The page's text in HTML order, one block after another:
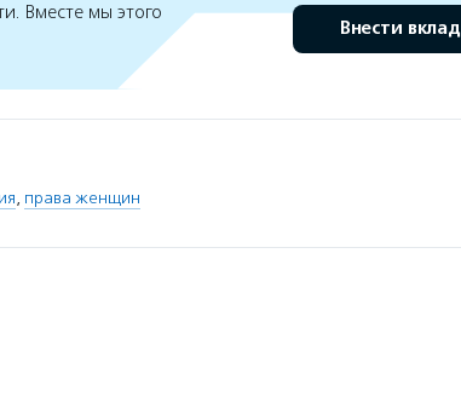
Вместе мы этого
Внести вклад
, права женщин